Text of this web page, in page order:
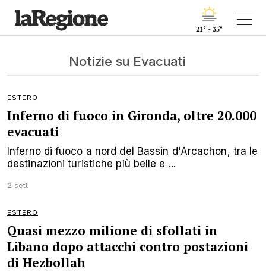
21° - 35°
Notizie su Evacuati
ESTERO
Inferno di fuoco in Gironda, oltre 20.000
evacuati
Inferno di fuoco a nord del Bassin d'Arcachon, tra le
destinazioni turistiche più belle e ...
2 sett
ESTERO
Quasi mezzo milione di sfollati in
Libano dopo attacchi contro postazioni
di Hezbollah